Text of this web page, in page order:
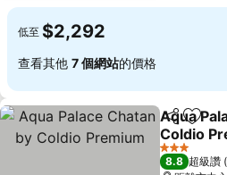
低至 $2,292
查看其他 7 個網站的價格
分享 加入
Aqua
Coldio
查看價格
3 星級
8.8 超級讚